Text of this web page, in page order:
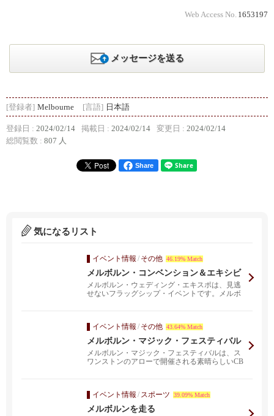
Web Access No. 1653197
メッセージを送る
[登録者] Melbourne [言語] 日本語
登録日 : 2024/02/14 掲載日 : 2024/02/14 変更日 : 2024/02/14
総閲覧数 : 807 人
Share
気になるリスト
イベント情報 / その他 46.19% Match
メルボルン・コンベンション＆エキシビ
ション・センターで開催されるメルボル
ンの年次ウェディング・エキスポ
メルボルン・ウェディング・エキスポは、見逃
せないフラッグシップ・イベントです。メルボ
イベント情報 / その他 43.64% Match
メルボルン・マジック・フェスティバル
メルボルン・マジック・フェスティバルは、ス
ワンストンのアローで開催される素晴らしいCB
イベント情報 / スポーツ 39.09% Match
メルボルンを走る